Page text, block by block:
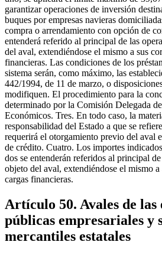
garantizar operaciones de inversión
buques por empresas navieras
compra o arrendamiento con opción de
entenderá referido al principal de las
del aval, extendiéndose el mismo a sus
financieras. Las condiciones de los
sistema serán, como máximo, las
442/1994, de 11 de marzo, o
modifiquen. El procedimiento para la
determinado por la Comisión Delegada
Económicos. Tres. En todo caso, la
responsabilidad del Estado a que se
requerirá el otorgamiento previo del aval
de crédito. Cuatro. Los importes
dos se entenderán referidos al principal
objeto del aval, extendiéndose el mismo a
cargas financieras.
Artículo 50. Avales de las
públicas empresariales y
mercantiles estatales